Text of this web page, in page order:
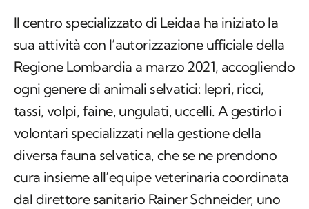
Il centro specializzato di Leidaa ha iniziato la
sua attività con l’autorizzazione ufficiale della
Regione Lombardia a marzo 2021, accogliendo
ogni genere di animali selvatici: lepri, ricci,
tassi, volpi, faine, ungulati, uccelli. A gestirlo i
volontari specializzati nella gestione della
diversa fauna selvatica, che se ne prendono
cura insieme all’equipe veterinaria coordinata
dal direttore sanitario Rainer Schneider, uno